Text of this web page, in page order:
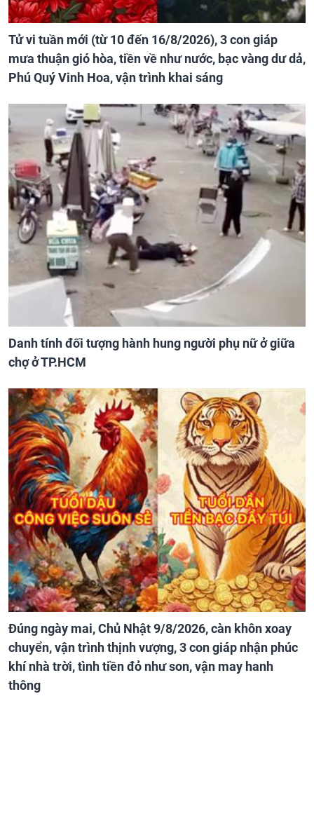
Tử vi tuần mới (từ 10 đến 16/8/2026), 3 con giáp
mưa thuận gió hòa, tiền về như nước, bạc vàng dư dả,
Phú Quý Vinh Hoa, vận trình khai sáng
Danh tính đối tượng hành hung người phụ nữ ở giữa
chợ ở TP.HCM
Đúng ngày mai, Chủ Nhật 9/8/2026, càn khôn xoay
chuyển, vận trình thịnh vượng, 3 con giáp nhận phúc
khí nhà trời, tình tiền đỏ như son, vận may hanh
thông